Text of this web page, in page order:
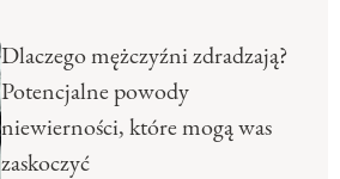
Dlaczego mężczyźni zdradzają?
Potencjalne powody
niewierności, które mogą was
zaskoczyć